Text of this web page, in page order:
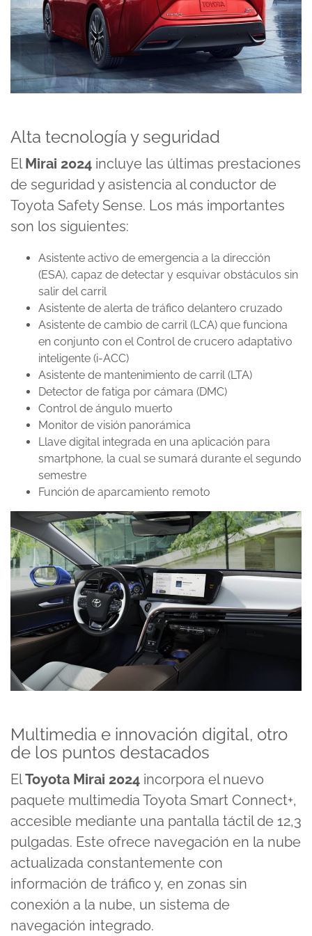
Alta tecnología y seguridad
ElMirai 2024 incluye las últimas prestaciones
de seguridad y asistencia al conductor de
Toyota Safety Sense. Los más importantes
son los siguientes:
Asistente activo de emergencia a la dirección
(ESA), capaz de detectar y esquivar obstáculos sin
salir del carril
Asistente de alerta de tráfico delantero cruzado
Asistente de cambio de carril (LCA) que funciona
en conjunto con el Control de crucero adaptativo
inteligente (i-ACC)
Asistente de mantenimiento de carril (LTA)
Detector de fatiga por cámara (DMC)
Control de ángulo muerto
Monitor de visión panorámica
Llave digital integrada en una aplicación para
smartphone, la cual se sumará durante el segundo
semestre
Función de aparcamiento remoto
Multimedia e innovación digital, otro
de los puntos destacados
ElToyota Mirai 2024 incorpora el nuevo
paquete multimedia Toyota Smart Connect+,
accesible mediante una pantalla táctil de 12,3
pulgadas. Este ofrece navegación en la nube
actualizada constantemente con
información de tráfico y, en zonas sin
conexión a la nube, un sistema de
navegación integrado.